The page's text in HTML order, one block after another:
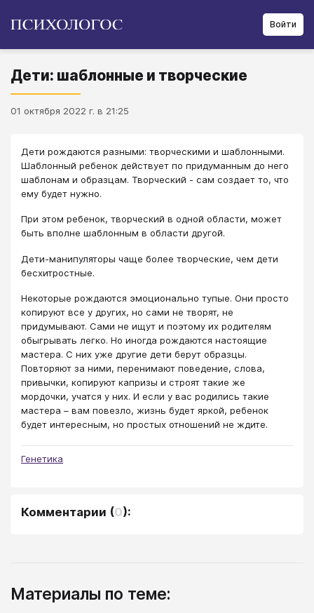
Войти
Дети: шаблонные и творческие
01 октября 2022 г. в 21:25
Дети рождаются разными: творческими и шаблонными.
Шаблонный ребенок действует по придуманным до него
шаблонам и образцам. Творческий - сам создает то, что
ему будет нужно.
При этом ребенок, творческий в одной области, может
быть вполне шаблонным в области другой.
Дети-манипуляторы чаще более творческие, чем дети
бесхитростные.
Некоторые рождаются эмоционально тупые. Они просто
копируют все у других, но сами не творят, не
придумывают. Сами не ищут и поэтому их родителям
обыгрывать легко. Но иногда рождаются настоящие
мастера. С них уже другие дети берут образцы.
Повторяют за ними, перенимают поведение, слова,
привычки, копируют капризы и строят такие же
мордочки, учатся у них. И если у вас родились такие
мастера – вам повезло, жизнь будет яркой, ребенок
будет интересным, но простых отношений не ждите.
Генетика
Комментарии (0):
Материалы по теме: